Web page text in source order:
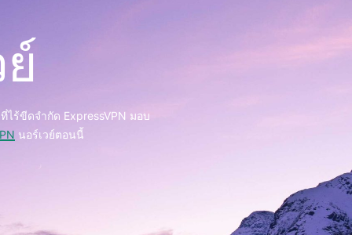
สำหรับเล่นเกม
ยวกับ ExpressVPN
ะมอบการเข้าถึงชุดเครื่องมือความเป็นส่วนตัว
อง VPN
firewall,
system tools,
ไร้ขีดจำกัด ExpressVPN มอบ
นอร์เวย์ตอนนี้